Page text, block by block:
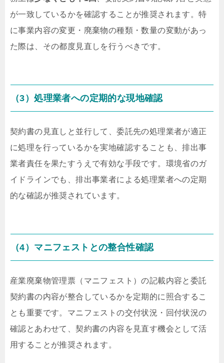
が一致しているかを確認することが推奨されます。特
に事業内容の変更・廃棄物の種類・数量の変動があっ
た際は、その都度見直しを行うべきです。
（3）処理業者への定期的な現地確認
契約書の見直しと並行して、委託先の処理業者が適正
に処理を行っているかを実地確認することも、排出事
業者責任を果たすうえで有効な手段です。環境省のガ
イドラインでも、排出事業者による処理業者への定期
的な確認が推奨されています。
（4）マニフェストとの整合性確認
産業廃棄物管理票（マニフェスト）の記載内容と委託
契約書の内容が整合しているかを定期的に照合するこ
とも重要です。マニフェストの交付状況・回付状況の
確認とあわせて、契約書の内容を見直す機会として活
用することが推奨されます。